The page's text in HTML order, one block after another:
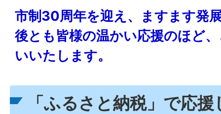
市制30周年を迎え、ますます発
後とも皆様の温かい応援のほど
いいたします。
「ふるさと納税」で応